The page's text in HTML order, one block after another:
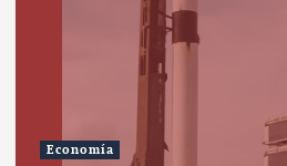
Economía